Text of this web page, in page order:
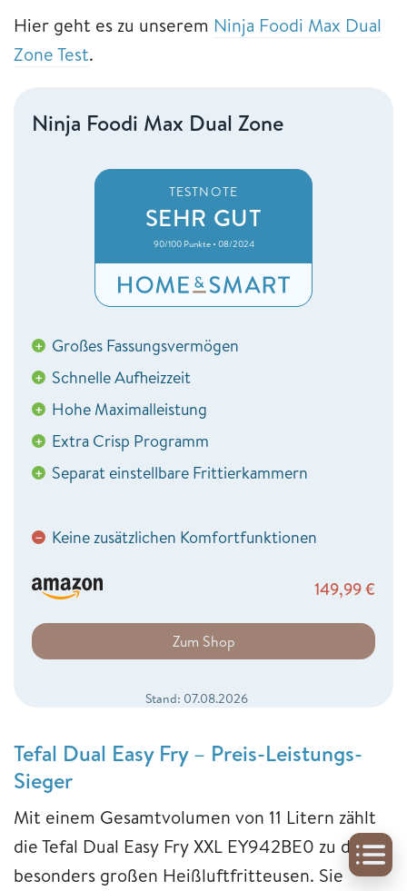
Hier geht es zu unserem Ninja Foodi Max Dual
Zone Test.
Ninja Foodi Max Dual Zone
TESTNOTE
SEHR GUT
90/100 Punkte • 08/2024
+ Großes Fassungsvermögen
+ Schnelle Aufheizzeit
+ Hohe Maximalleistung
+ Extra Crisp Programm
+ Separat einstellbare Frittierkammern
− Keine zusätzlichen Komfortfunktionen
149,99€
Zum Shop
Stand: 07.08.2026
Tefal Dual Easy Fry – Preis-Leistungs-
Sieger
Mit einem Gesamtvolumen von 11 Litern zählt
die Tefal Dual Easy Fry XXL EY942BE0 zu den
besonders großen Heißluftfritteusen. Sie